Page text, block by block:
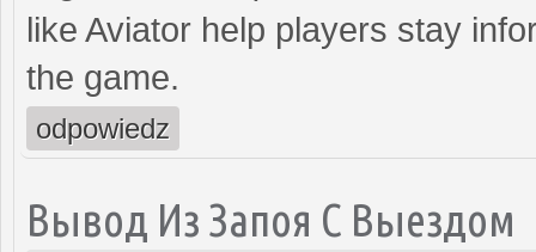
like Aviator help players stay
the game.
odpowiedz
Вывод Из Запоя С Выездом